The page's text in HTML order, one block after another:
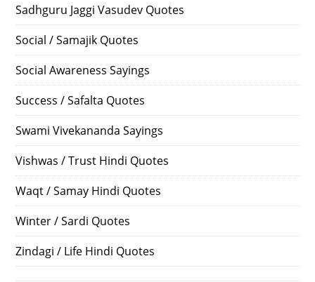
Sadhguru Jaggi Vasudev Quotes
Social / Samajik Quotes
Social Awareness Sayings
Success / Safalta Quotes
Swami Vivekananda Sayings
Vishwas / Trust Hindi Quotes
Waqt / Samay Hindi Quotes
Winter / Sardi Quotes
Zindagi / Life Hindi Quotes